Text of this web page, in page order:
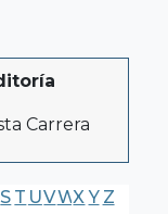
Carrera
S T UVWX Y Z